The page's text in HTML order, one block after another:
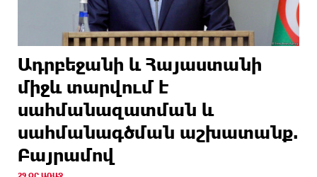
Ադրբեջանի և Հայաստանի
միջև տարվում է
սահմանազատման և
սահմանագծման աշխատանք.
Բայրամով
29 ՕՐ ԱՌԱՋ